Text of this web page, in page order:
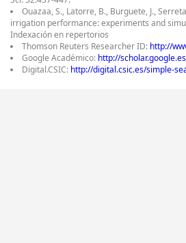
Ouazaa, S., Latorre, B., Burguete, J.,
irrigation performance: experiments and
Indexación en repertorios
Thomson Reuters Researcher ID: http://
Google Académico: http://
Digital.CSIC: http://digital.csic.es/simple-